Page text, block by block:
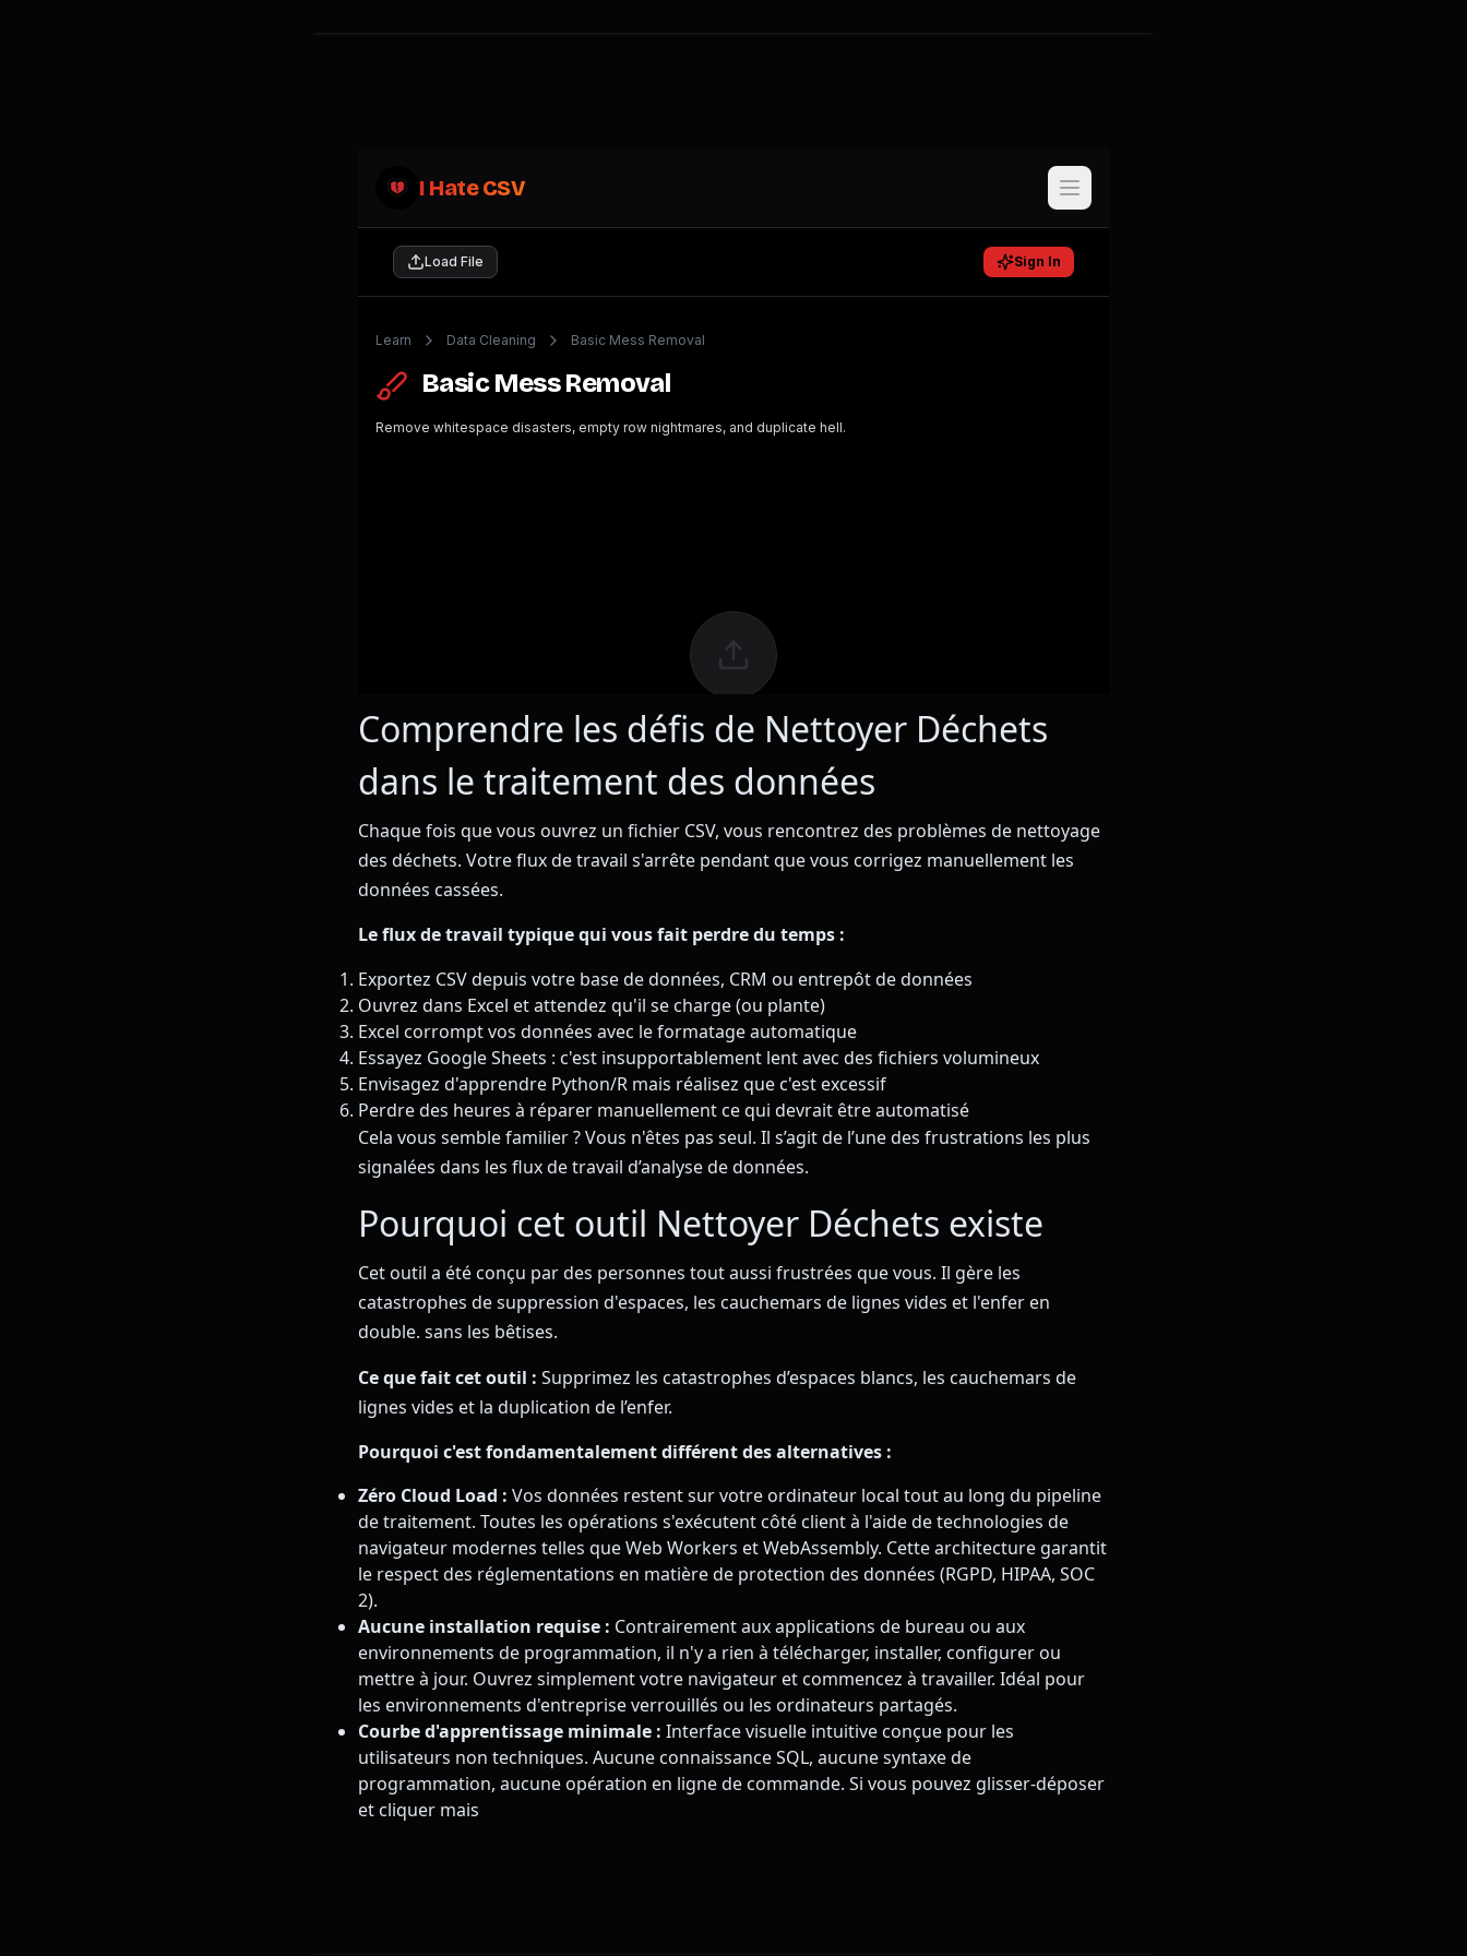
Comprendre les défis de Nettoyer Déchets
dans le traitement des données
Chaque fois que vous ouvrez un fichier CSV, vous rencontrez des problèmes de nettoyage
des déchets. Votre flux de travail s'arrête pendant que vous corrigez manuellement les
données cassées.
Le flux de travail typique qui vous fait perdre du temps :
Exportez CSV depuis votre base de données, CRM ou entrepôt de données
Ouvrez dans Excel et attendez qu'il se charge (ou plante)
Excel corrompt vos données avec le formatage automatique
Essayez Google Sheets : c'est insupportablement lent avec des fichiers volumineux
Envisagez d'apprendre Python/R mais réalisez que c'est excessif
Perdre des heures à réparer manuellement ce qui devrait être automatisé
Cela vous semble familier ? Vous n'êtes pas seul. Il s’agit de l’une des frustrations les plus
signalées dans les flux de travail d’analyse de données.
Pourquoi cet outil Nettoyer Déchets existe
Cet outil a été conçu par des personnes tout aussi frustrées que vous. Il gère les
catastrophes de suppression d'espaces, les cauchemars de lignes vides et l'enfer en
double. sans les bêtises.
Ce que fait cet outil : Supprimez les catastrophes d’espaces blancs, les cauchemars de
lignes vides et la duplication de l’enfer.
Pourquoi c'est fondamentalement différent des alternatives :
Zéro Cloud Load : Vos données restent sur votre ordinateur local tout au long du pipeline
de traitement. Toutes les opérations s'exécutent côté client à l'aide de technologies de
navigateur modernes telles que Web Workers et WebAssembly. Cette architecture garantit
le respect des réglementations en matière de protection des données (RGPD, HIPAA, SOC
2).
Aucune installation requise : Contrairement aux applications de bureau ou aux
environnements de programmation, il n'y a rien à télécharger, installer, configurer ou
mettre à jour. Ouvrez simplement votre navigateur et commencez à travailler. Idéal pour
les environnements d'entreprise verrouillés ou les ordinateurs partagés.
Courbe d'apprentissage minimale : Interface visuelle intuitive conçue pour les
utilisateurs non techniques. Aucune connaissance SQL, aucune syntaxe de
programmation, aucune opération en ligne de commande. Si vous pouvez glisser-déposer
et cliquer mais